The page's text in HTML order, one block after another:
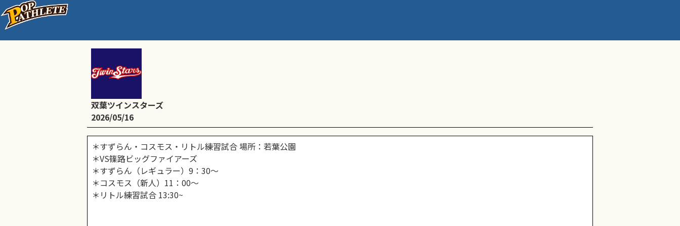
双葉ツインスターズ
2026/05/16
＊すずらん・コスモス・リトル練習試合 場所：若葉公園
＊VS篠路ビッグファイアーズ
＊すずらん（レギュラー）9：30～
＊コスモス（新人）11：00～
＊リトル練習試合 13:30~